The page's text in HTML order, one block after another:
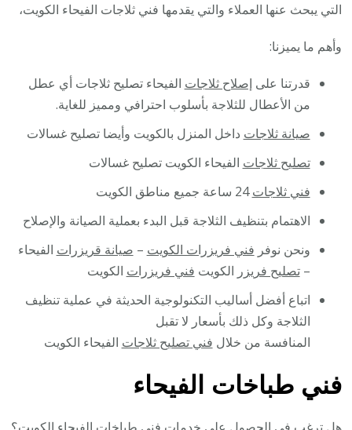
التي يبحث عنها العملاء والتي يقدمها فني ثلاجات الفيحاء الكويت،
وأهم ما يميزنا:
قدرتنا على إصلاح ثلاجات الفيحاء تصليح ثلاجات أي عطل
من الأعطال للثلاجة بأسلوب احترافي ومميز للغاية.
صيانة ثلاجات داخل المنزل بالكويت وأيضا تصليح غسالات
تصليح ثلاجات الفيحاء الكويت تصليح غسالات
فني ثلاجات24 ساعة جميع مناطق الكويت
الاهتمام بتنظيف الثلاجة قبل البدء بعملية الصيانة والإصلاح
ونحن نوفر فني فريزرات الكويت – صيانة قريزرات الفيحاء
–تصليح فريزر الكويت فني فريزرات الكويت
اتباع أفضل أساليب التكنولوجية الحديثة في عملية تنظيف
الثلاجة وكل ذلك بأسعار لا تقبل
المنافسة من خلال فني تصليح ثلاجات الفيحاء الكويت
فني طباخات الفيحاء